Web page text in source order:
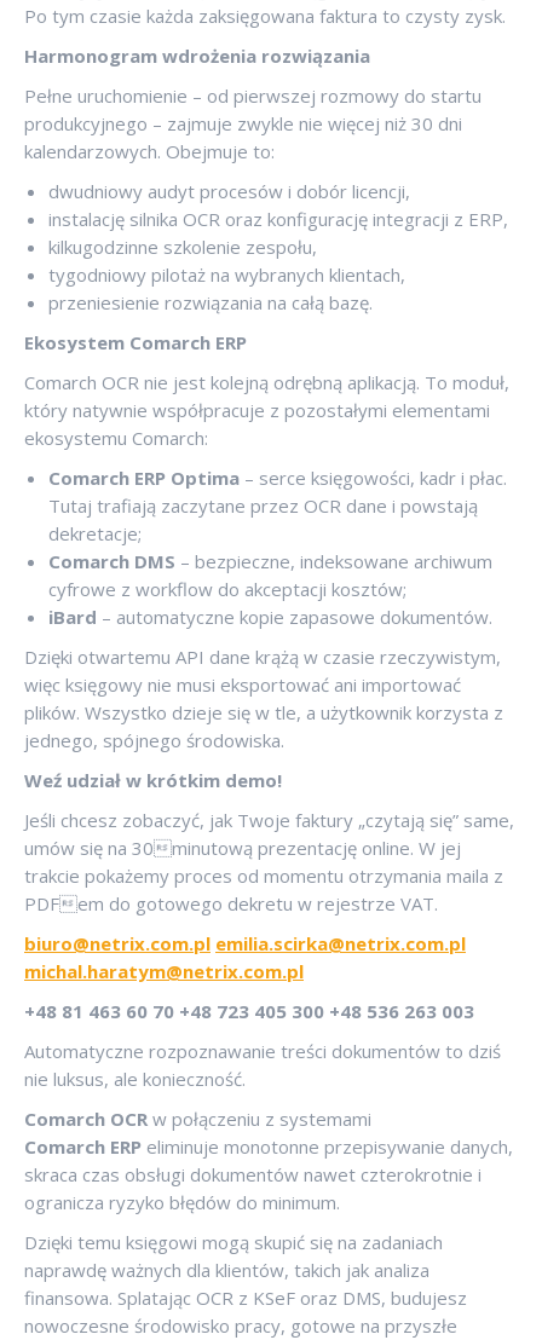
Po tym czasie każda zaksięgowana faktura to czysty zysk.
Harmonogram wdrożenia rozwiązania
Pełne uruchomienie – od pierwszej rozmowy do startu
produkcyjnego – zajmuje zwykle nie więcej niż 30 dni
kalendarzowych. Obejmuje to:
dwudniowy audyt procesów i dobór licencji,
instalację silnika OCR oraz konfigurację integracji z ERP,
kilkugodzinne szkolenie zespołu,
tygodniowy pilotaż na wybranych klientach,
przeniesienie rozwiązania na całą bazę.
Ekosystem Comarch ERP
Comarch OCR nie jest kolejną odrębną aplikacją. To moduł,
który natywnie współpracuje z pozostałymi elementami
ekosystemu Comarch:
Comarch ERP Optima – serce księgowości, kadr i płac.
Tutaj trafiają zaczytane przez OCR dane i powstają
dekretacje;
Comarch DMS – bezpieczne, indeksowane archiwum
cyfrowe z workflow do akceptacji kosztów;
iBard – automatyczne kopie zapasowe dokumentów.
Dzięki otwartemu API dane krążą w czasie rzeczywistym,
więc księgowy nie musi eksportować ani importować
plików. Wszystko dzieje się w tle, a użytkownik korzysta z
jednego, spójnego środowiska.
Weź udział w krótkim demo!
Jeśli chcesz zobaczyć, jak Twoje faktury „czytają się” same,
umów się na 30minutową prezentację online. W jej
trakcie pokażemy proces od momentu otrzymania maila z
PDFem do gotowego dekretu w rejestrze VAT.
biuro@netrix.com.pl emilia.scirka@netrix.com.pl
michal.haratym@netrix.com.pl
+48 81 463 60 70 +48 723 405 300 +48 536 263 003
Automatyczne rozpoznawanie treści dokumentów to dziś
nie luksus, ale konieczność.
Comarch OCR w połączeniu z systemami
Comarch ERP eliminuje monotonne przepisywanie danych,
skraca czas obsługi dokumentów nawet czterokrotnie i
ogranicza ryzyko błędów do minimum.
Dzięki temu księgowi mogą skupić się na zadaniach
naprawdę ważnych dla klientów, takich jak analiza
finansowa. Splatając OCR z KSeF oraz DMS, budujesz
nowoczesne środowisko pracy, gotowe na przyszłe